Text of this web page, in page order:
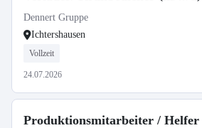
Dennert Gruppe
Ichtershausen
Vollzeit
24.07.2026
Produktionsmitarbeiter / Helfer